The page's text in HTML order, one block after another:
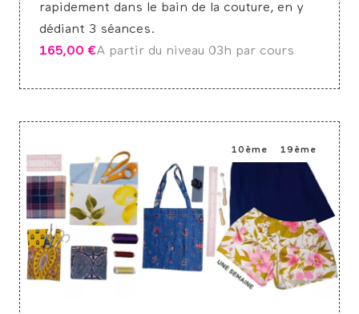
rapidement dans le bain de la couture, en y
dédiant 3 séances.
165,00 €A partir du niveau 03h par cours
10ème 19ème